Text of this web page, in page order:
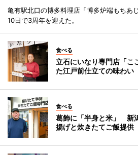
亀有駅北口の博多料理店「博多炉端もちあ
10日で3周年を迎えた。
食べる
立石にいなり専門店「
た江戸前仕立ての味わい
食べる
葛飾に「半身と米」 新
揚げと炊きたてご飯提供